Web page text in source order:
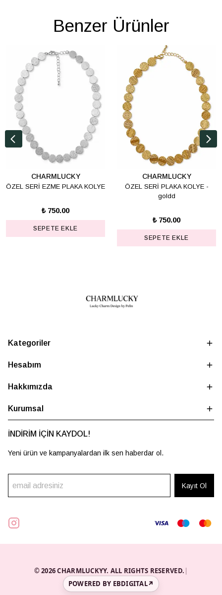
Benzer Ürünler
CHARMLUCKY
ÖZEL SERİ EZME PLAKA KOLYE
₺ 750.00
SEPETE EKLE
CHARMLUCKY
ÖZEL SERİ PLAKA KOLYE -
goldd
₺ 750.00
SEPETE EKLE
Kategoriler
Hesabım
Hakkımızda
Kurumsal
İNDİRİM İÇİN KAYDOL!
Yeni ürün ve kampanyalardan ilk sen haberdar ol.
Kayıt Ol
© 2026 CHARMLUCKYY. ALL RIGHTS RESERVED. |
POWERED BY EBDIGITAL↗